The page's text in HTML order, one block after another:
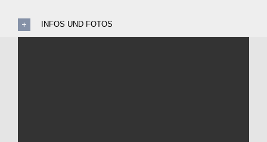
INFOS UND FOTOS